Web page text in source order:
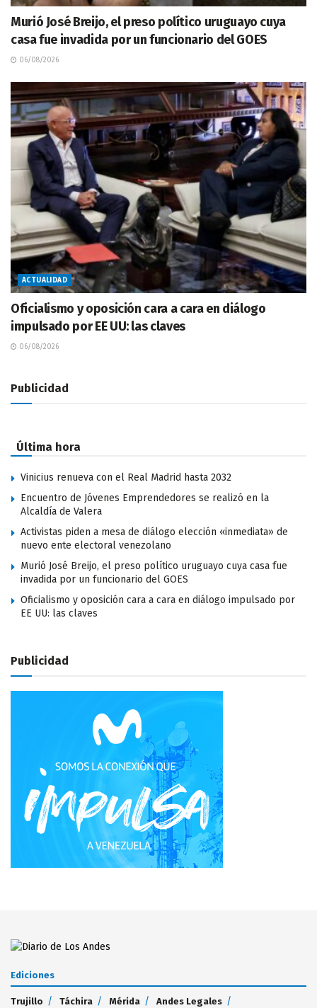
Murió José Breijo, el preso político uruguayo cuya
casa fue invadida por un funcionario del GOES
06/08/2026
ACTUALIDAD
Oficialismo y oposición cara a cara en diálogo
impulsado por EE UU: las claves
06/08/2026
Publicidad
Última hora
Vinicius renueva con el Real Madrid hasta 2032
Encuentro de Jóvenes Emprendedores se realizó en la
Alcaldía de Valera
Activistas piden a mesa de diálogo elección «inmediata» de
nuevo ente electoral venezolano
Murió José Breijo, el preso político uruguayo cuya casa fue
invadida por un funcionario del GOES
Oficialismo y oposición cara a cara en diálogo impulsado por
EE UU: las claves
Publicidad
Ediciones
Trujillo Táchira Mérida Andes Legales